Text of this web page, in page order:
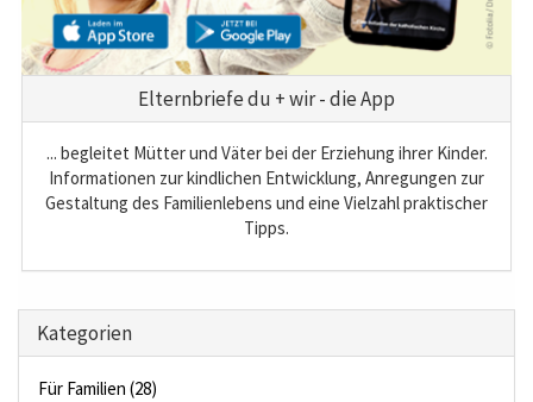
Elternbriefe du + wir - die App
... begleitet Mütter und Väter bei der Erziehung ihrer Kinder.
Informationen zur kindlichen Entwicklung, Anregungen zur
Gestaltung des Familienlebens und eine Vielzahl praktischer
Tipps.
Kategorien
Für Familien (28)